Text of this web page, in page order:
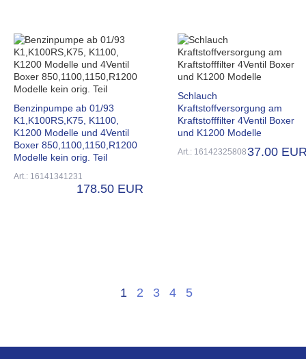
Benzinpumpe ab 01/93
K1,K100RS,K75, K1100,
K1200 Modelle und 4Ventil
Boxer 850,1100,1150,R1200
Modelle kein orig. Teil
Art.: 16141341231
178.50 EUR
Schlauch
Kraftstoffversorgung am
Kraftstofffilter 4Ventil Boxer
und K1200 Modelle
Art.: 16142325808 37.00
1 2 3 4 5